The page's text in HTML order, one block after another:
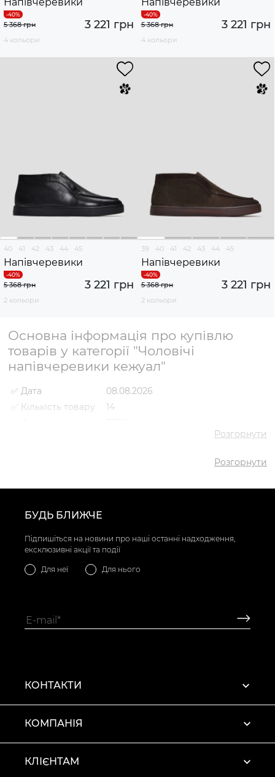
3 221 грн
5 368 грн
4 кольори
3 221 грн
5 368 грн
4 кольори
40 41 42 43 44 45
Напівчеревики
3 221 грн
5 368 грн
2 кольори
39 40 41 42 43 44 45
Напівчеревики
3 221 грн
5 368 грн
2 кольори
Основна інформація про купівлю
товарів у категорії "Чоловічі
напівчеревики кежуал"
✅ Дата
08.08.2026
✅ Кількість товару
14
✅
товар
Розгорнути
Розгорнути
БУДЬ БЛИЖЧЕ
Підпишіться на новини про наші останні надходження,
ексклюзивні акції та події
Для неї Для нього
КОНТАКТИ
КОМПАНІЯ
КЛІЄНТАМ